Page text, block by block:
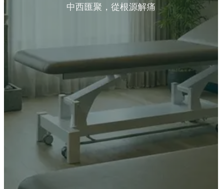
中西匯聚，從根源解痛